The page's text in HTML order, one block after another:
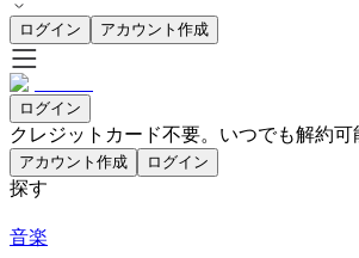
ログイン アカウント作成
ログイン
クレジットカード不要。いつでも解約可
アカウント作成 ログイン
探す
音楽